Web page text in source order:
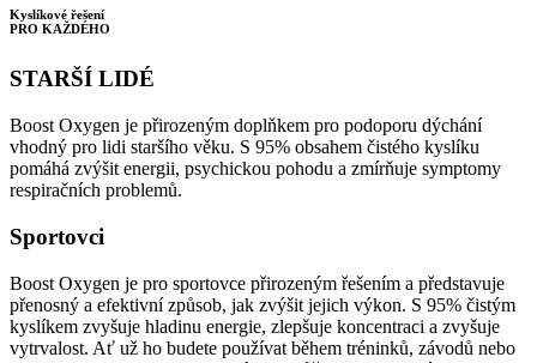
2l
množství
Kyslíkové řešení
PRO KAŽDÉHO
STARŠÍ LIDÉ
Boost Oxygen je přirozeným doplňkem pro podoporu dýchání
vhodný pro lidi staršího věku. S 95% obsahem čistého kyslíku
pomáhá zvýšit energii, psychickou pohodu a zmírňuje symptomy
respiračních problemů.
Sportovci
Boost Oxygen je pro sportovce přirozeným řešením a představuje
přenosný a efektivní způsob, jak zvýšit jejich výkon. S 95% čistým
kyslíkem zvyšuje hladinu energie, zlepšuje koncentraci a zvyšuje
vytrvalost. Ať už ho budete používat během tréninků, závodů nebo